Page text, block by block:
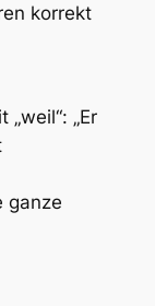
korrekt
„Er
ganze